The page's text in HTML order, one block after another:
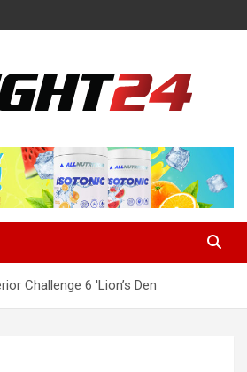
– MMA i K-1, UFC
Challenge 6 'Lion’s Den